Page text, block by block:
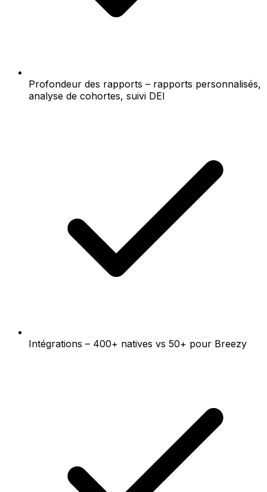
Profondeur des rapports – rapports personnalisés,
analyse de cohortes, suivi DEI
Intégrations – 400+ natives vs 50+ pour Breezy